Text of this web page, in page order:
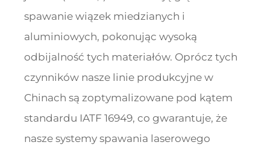
spawanie wiązek miedzianych i
aluminiowych, pokonując wysoką
odbijalność tych materiałów. Oprócz tych
czynników nasze linie produkcyjne w
Chinach są zoptymalizowane pod kątem
standardu IATF 16949, co gwarantuje, że
nasze systemy spawania laserowego